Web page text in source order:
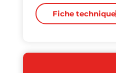
Fiche technique